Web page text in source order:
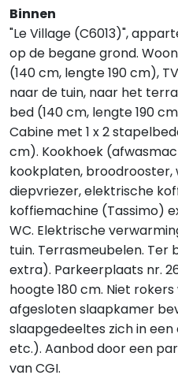
Binnen
"Le Village (C6013)",
op de begane grond.
(140 cm, lengte 190 cm),
naar de tuin, naar het
bed (140 cm, lengte 190
Cabine met 1 x 2
cm). Kookhoek
kookplaten,
diepvriezer, elektrische
koffiemachine (Tassimo)
WC. Elektrische
tuin. Terrasmeubelen. Ter
extra). Parkeerplaats nr.
hoogte 180 cm. Niet
afgesloten slaapkamer
slaapgedeeltes zich in
etc.). Aanbod door een
van CGI.